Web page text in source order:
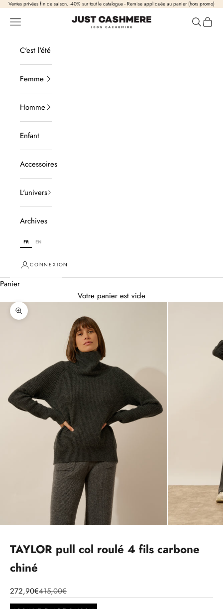
Passer au contenu
Ventes privées fin de saison. -40% sur tout le catalogue - Remise appliquée au panier (hors promo)
Just Cashmere
Ouvrir la navigation Ouvrir la
Voir
C'est l'été
Femme
Homme
Enfant
Accessoires
L'univers
Archives
FR EN
CONNEXION
Panier
Votre panier est vide
Zoomer sur l'image
TAYLOR pull col roulé 4 fils carbone
chiné
272,90€415,00€